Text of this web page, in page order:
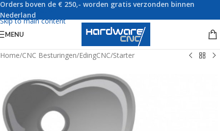
Skip to navigation
Skip to main content
Orders boven de € 250,- worden gratis verzonden binnen
Nederland
MENU
Home/CNC Besturingen/EdingCNC/Starter